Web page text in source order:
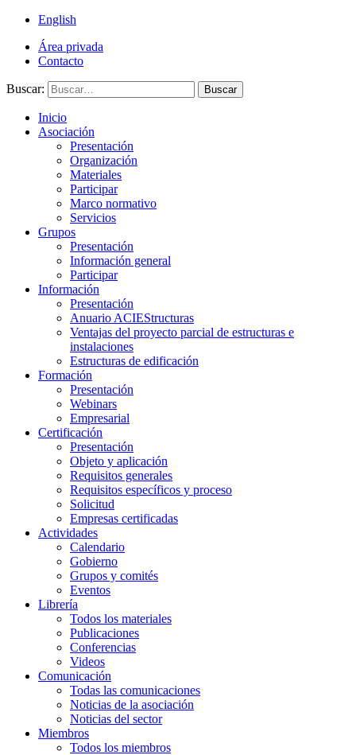
English
Área privada
Contacto
Buscar: Buscar
Inicio
Asociación
Presentación
Organización
Materiales
Participar
Marco normativo
Servicios
Grupos
Presentación
Información general
Participar
Información
Presentación
Anuario ACIEStructuras
Ventajas del proyecto parcial de estructuras e
instalaciones
Estructuras de edificación
Formación
Presentación
Webinars
Empresarial
Certificación
Presentación
Objeto y aplicación
Requisitos generales
Requisitos específicos y proceso
Solicitud
Empresas certificadas
Actividades
Calendario
Gobierno
Grupos y comités
Eventos
Librería
Todos los materiales
Publicaciones
Conferencias
Videos
Comunicación
Todas las comunicaciones
Noticias de la asociación
Noticias del sector
Miembros
Todos los miembros